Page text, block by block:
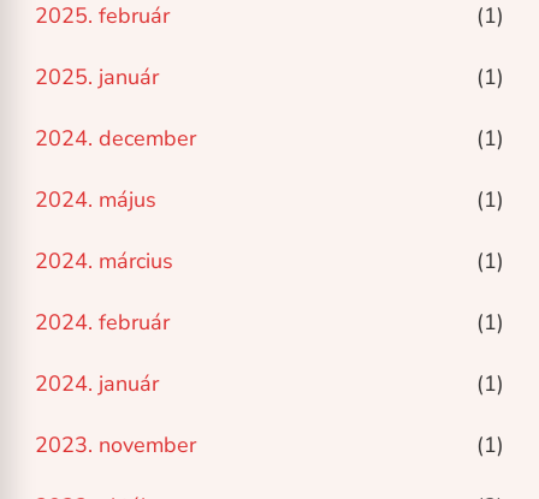
2025. február (1)
2025. január (1)
2024. december (1)
2024. május (1)
2024. március (1)
2024. február (1)
2024. január (1)
2023. november (1)